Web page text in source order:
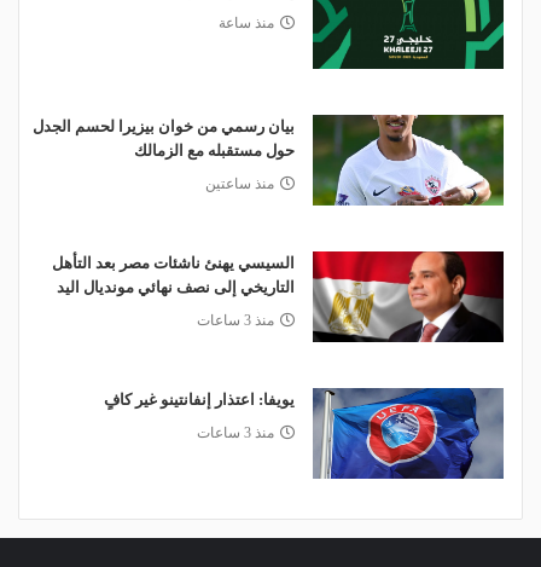
منذ ساعة
بيان رسمي من خوان بيزيرا لحسم الجدل
حول مستقبله مع الزمالك
منذ ساعتين
السيسي يهنئ ناشئات مصر بعد التأهل
التاريخي إلى نصف نهائي مونديال اليد
منذ 3 ساعات
يويفا: اعتذار إنفانتينو غير كافٍ
منذ 3 ساعات